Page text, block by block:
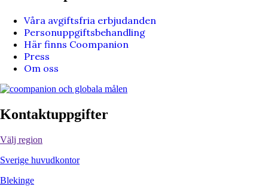
Våra avgiftsfria erbjudanden
Personuppgiftsbehandling
Här finns Coompanion
Press
Om oss
Kontaktuppgifter
Välj region
Sverige huvudkontor
Blekinge